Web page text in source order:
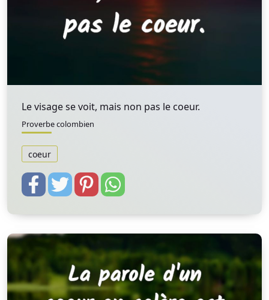
Le visage se voit, mais non pas le coeur.
Proverbe colombien
coeur